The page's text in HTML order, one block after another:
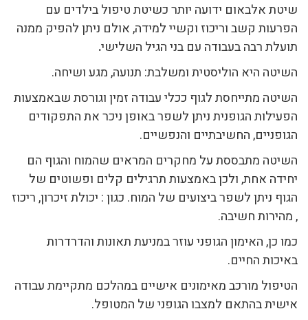
שיטת אלבאום ידועה יותר כשיטת טיפול בילדים עם
הפרעות קשב וריכוז וקשיי למידה, אולם ניתן להפיק ממנה
תועלת רבה בעבודה עם בני הגיל השלישי.
השיטה היא הוליסטית ומשלבת: תנועה, מגע ושיחה.
השיטה מתייחסת לגוף ככלי עבודה זמין וגורסת שבאמצעות
הפעילות הגופנית ניתן לשפר באופן ניכר את התפקודים
הגופניים, החשיבתיים והנפשיים.
השיטה מתבססת על מחקרים המראים שהמוח והגוף הם
יחידה אחת, ולכן באמצעות תרגילים קלים ופשוטים של
הגוף ניתן לשפר ביצועים של המוח. כגון : יכולת זיכרון, ריכוז
, מהירות חשיבה.
כמו כן, האימון הגופני עוזר במניעת תאונות והדרדרות
באיכות החיים.
הטיפול מורכב מאימונים אישיים במהלכם מתקיימת עבודה
אישית בהתאם למצבו הגופני של המטופל.